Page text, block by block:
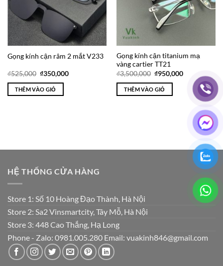
Gọng kính cận râm 2 mắt V233
₫525,000 Giá
là:
₫525,000.
₫350,000Giá
THÊM VÀO GIỎ
Gọng kính cận titanium mạ
vàng cartier TT21
₫3,500,000 Giá
là:
₫3,500,000.
₫950,000Giá
hiện
₫950,000.
THÊM VÀO GIỎ
HỆ THỐNG CỬA HÀNG
Store 1: Số 10 Hoàng Đạo Thành, Hà Nội
Store 2: Sa2 Vinsmartcity, Tây Mỗ, Hà Nội
Store 3: 448 Cao Thắng, Hạ Long
Phone - Zalo: 0981.005.280 Email: vuakinh846@gmail.com